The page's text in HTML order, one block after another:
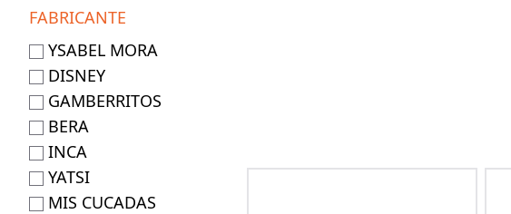
FABRICANTE
YSABEL MORA
DISNEY
GAMBERRITOS
BERA
INCA
YATSI
MIS CUCADAS